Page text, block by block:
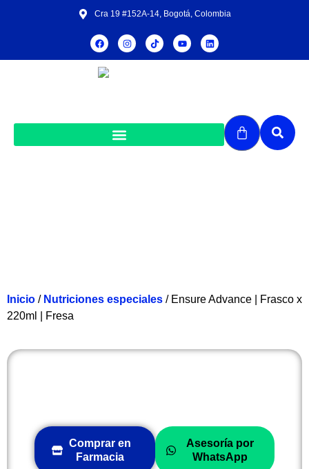
Cra 19 #152A-14, Bogotá, Colombia
Inicio / Nutriciones especiales / Ensure Advance | Frasco x
220ml | Fresa
Comprar en
Farmacia
Asesoría por
WhatsApp